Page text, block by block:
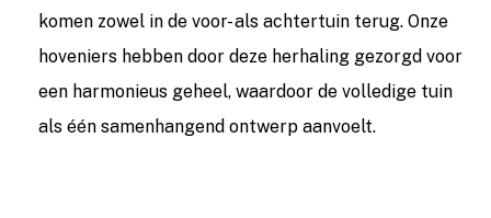
komen zowel in de voor- als achtertuin terug. Onze
hoveniers hebben door deze herhaling gezorgd voor
een harmonieus geheel, waardoor de volledige tuin
als één samenhangend ontwerp aanvoelt.